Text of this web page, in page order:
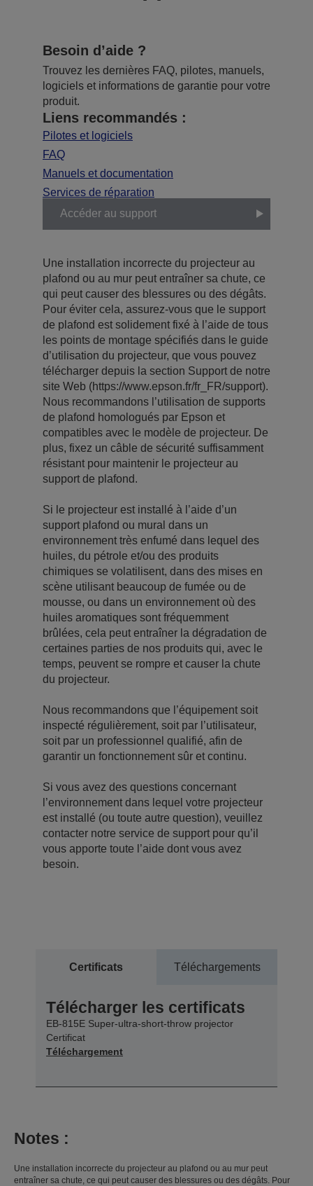
Besoin d’aide ?
Trouvez les dernières FAQ, pilotes, manuels,
logiciels et informations de garantie pour votre
produit.
Liens recommandés :
Pilotes et logiciels
FAQ
Manuels et documentation
Services de réparation
Accéder au support
Une installation incorrecte du projecteur au
plafond ou au mur peut entraîner sa chute, ce
qui peut causer des blessures ou des dégâts.
Pour éviter cela, assurez-vous que le support
de plafond est solidement fixé à l’aide de tous
les points de montage spécifiés dans le guide
d’utilisation du projecteur, que vous pouvez
télécharger depuis la section Support de notre
site Web (https://www.epson.fr/fr_FR/support).
Nous recommandons l’utilisation de supports
de plafond homologués par Epson et
compatibles avec le modèle de projecteur. De
plus, fixez un câble de sécurité suffisamment
résistant pour maintenir le projecteur au
support de plafond.
Si le projecteur est installé à l’aide d’un
support plafond ou mural dans un
environnement très enfumé dans lequel des
huiles, du pétrole et/ou des produits
chimiques se volatilisent, dans des mises en
scène utilisant beaucoup de fumée ou de
mousse, ou dans un environnement où des
huiles aromatiques sont fréquemment
brûlées, cela peut entraîner la dégradation de
certaines parties de nos produits qui, avec le
temps, peuvent se rompre et causer la chute
du projecteur.
Nous recommandons que l’équipement soit
inspecté régulièrement, soit par l’utilisateur,
soit par un professionnel qualifié, afin de
garantir un fonctionnement sûr et continu.
Si vous avez des questions concernant
l’environnement dans lequel votre projecteur
est installé (ou toute autre question), veuillez
contacter notre service de support pour qu’il
vous apporte toute l’aide dont vous avez
besoin.
Certificats Téléchargements
Télécharger les certificats
EB-815E Super-ultra-short-throw projector
Certificat
Téléchargement
Notes :
Une installation incorrecte du projecteur au plafond ou au mur peut
entraîner sa chute, ce qui peut causer des blessures ou des dégâts. Pour